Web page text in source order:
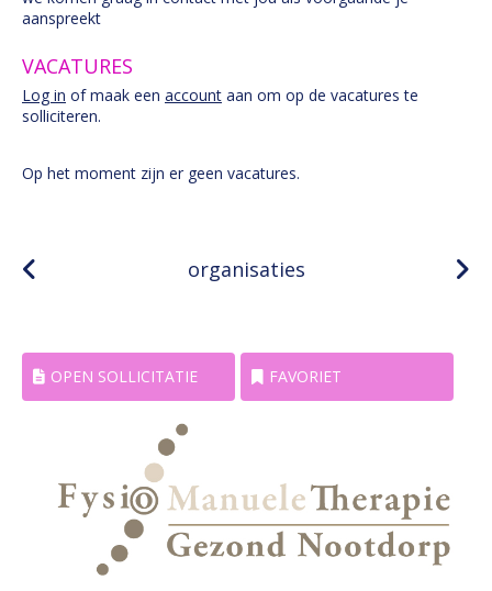
aanspreekt
VACATURES
Log in of maak een account aan om op de vacatures te
solliciteren.
Op het moment zijn er geen vacatures.
organisaties
OPEN SOLLICITATIE FAVORIET